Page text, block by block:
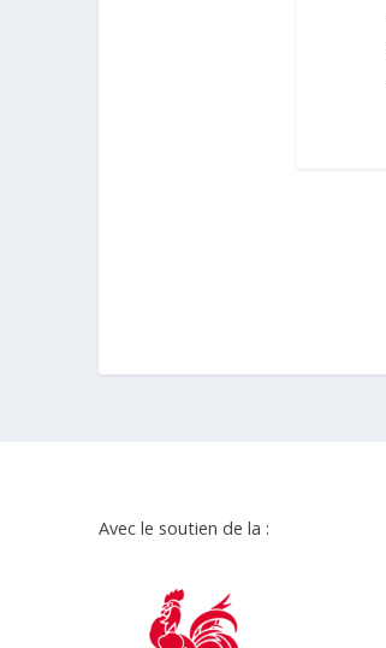
Avec le soutien de la :